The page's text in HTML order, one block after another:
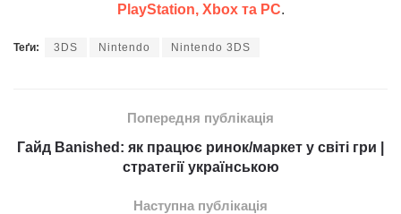
PlayStation, Xbox та PC.
Теґи: 3DS Nintendo Nintendo 3DS
Попередня публікація
Гайд Banished: як працює ринок/маркет у світі гри |
стратегії українською
Наступна публікація